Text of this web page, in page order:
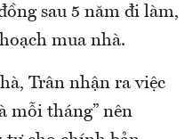
sau 5 năm đi làm,
mua nhà.
Trân nhận ra việc
mỗi tháng” nên